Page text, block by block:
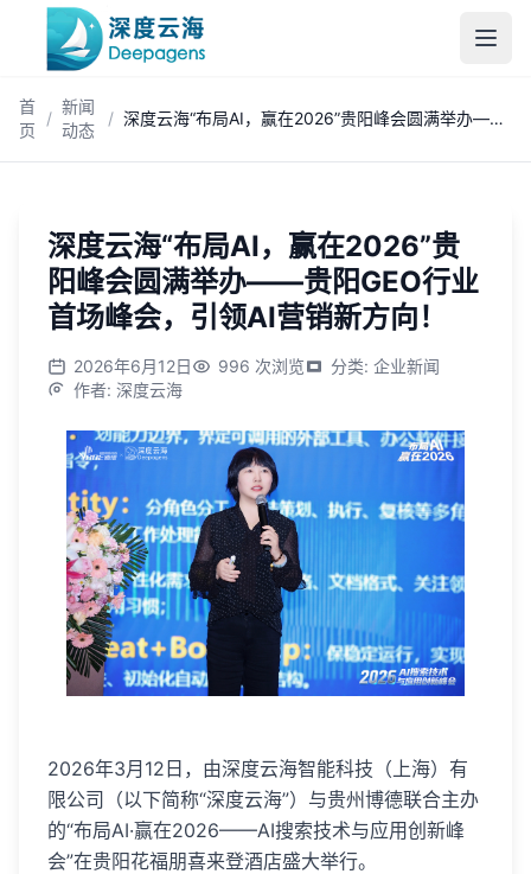
跳到主内容
首
页
/
新闻
动态
/ 深度云海“布局AI，赢在2026”贵阳峰会圆满举办——贵阳GEO行业首场峰会，引领AI营销新方向！
深度云海“布局AI，赢在2026”贵
阳峰会圆满举办——贵阳GEO行业
首场峰会，引领AI营销新方向！
2026年6月12日 996 次浏览 分类: 企业新闻
作者: 深度云海
2026年3月12日，由深度云海智能科技（上海）有
限公司（以下简称“深度云海”）与贵州博德联合主办
的“布局AI·赢在2026——AI搜索技术与应用创新峰
会”在贵阳花福朋喜来登酒店盛大举行。